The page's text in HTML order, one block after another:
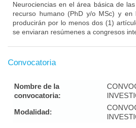
Neurociencias en el área básica de
recurso humano (PhD y/o MSc) y en
producirán por lo menos dos (1)
se enviaran resúmenes a congresos
Convocatoria
Nombre de la
convocatoria:
Modalidad: